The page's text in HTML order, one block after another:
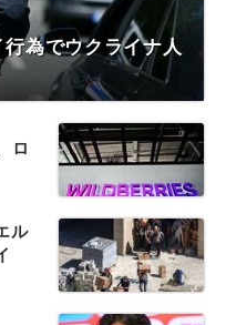
為でウクライナ人
ロ
ル